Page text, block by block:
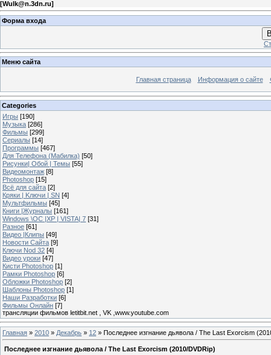
[Wulk@n.3dn.ru]
Форма входа
Меню сайта
Главная страница Информация о сайте
Categories
Игры [190]
Музыка [286]
Фильмы [299]
Сериалы [14]
Программы [467]
Для Телефона (Мабилка) [50]
Рисунки| Обой | Темы [55]
Видеомонтаж [8]
Photoshop [15]
Всё для сайта [2]
Кряки | Kлючи | SN [4]
Мультфильмы [45]
Книги |Журналы [161]
Windows \OC |XP | VISTA| 7 [31]
Разное [61]
Видео |Клипы [49]
Новости Сайта [9]
Ключи Nod 32 [4]
Видео уроки [47]
Кисти Photoshop [1]
Рамки Photoshop [6]
Обложки Photoshop [2]
Шаблоны Photoshop [1]
Наши Разработки [6]
Фильмы Онлайн [7]
трансляции фильмов letitbit.net , VK ,www.youtube.com
Главная » 2010 » Декабрь » 12 » Последнее изгнание дьявола / The Last Exorcism
Последнее изгнание дьявола / The Last Exorcism (2010/DVDRip)